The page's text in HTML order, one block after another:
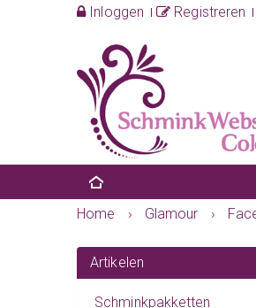
Inloggen Registreren
Home
› Glamour ›
Artikelen
Schminkpakketten